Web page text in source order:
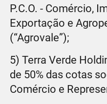
P.C.O. - Comércio,
Exportação e
(“Agrovale”);
5) Terra Verde
de 50% das cotas
Comércio e